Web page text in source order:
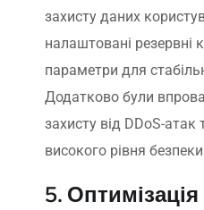
захисту даних
налаштовані резервні
параметри для
Додатково були
захисту від DDoS-атак
високого рівня
5.